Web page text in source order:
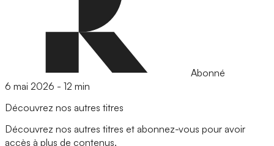
Abonné
6 mai 2026 - 12 min
Découvrez nos autres titres
Découvrez nos autres titres et abonnez-vous pour avoir
accès à plus de contenus.